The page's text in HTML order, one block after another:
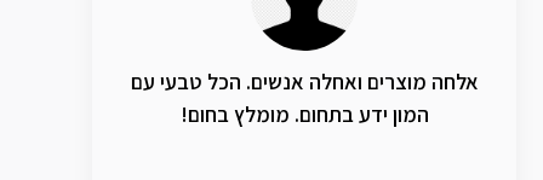
שהצלחתי לדבר.. הצלחתי לשיר ממש. ולהחזיק
הופעה ארוכה של שעתיים כאילו לפניכן לא הייתי
משותק מבחינה קולית. אני כל כך ממליץ לכל
זמר ובמיוחד זמרים שעובדים ומופיעים
אלחה מוצרים ואחלה אנשים. הכל טבעי עם
המון ידע בתחום. מומלץ בחום!